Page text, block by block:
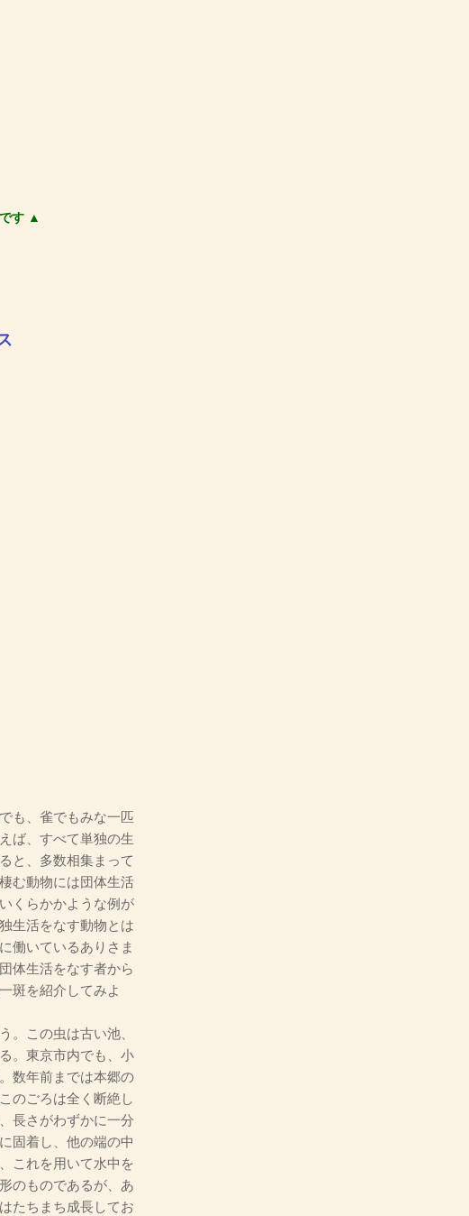
す ▲
も、雀でもみな一匹
ば、すべて単独の生
と、多数相集まって
む動物には団体生活
くらかかような例が
生活をなす動物とは
働いているありさま
体生活をなす者から
斑を紹介してみよ
。この虫は古い池、
。東京市内でも、小
数年前までは本郷の
のごろは全く断絶し
長さがわずかに一分
固着し、他の端の中
これを用いて水中を
のものであるが、あ
たちまち成長してお